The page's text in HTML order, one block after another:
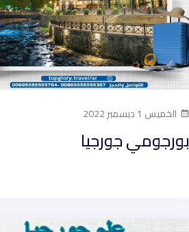
الخميس 1 ديسمبر 2022
بورجومي جورجيا